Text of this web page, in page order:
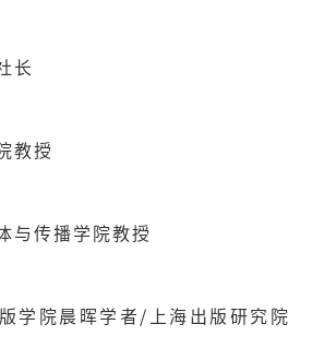
长
教授
与传播学院教授
学院晨晖学者/上海出版研究院